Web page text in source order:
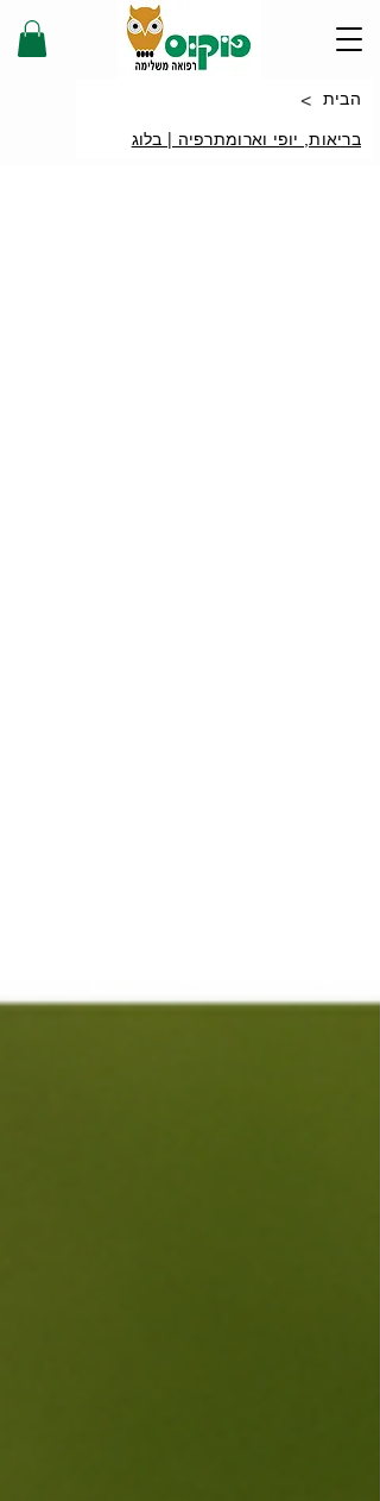
הבית >
בריאות, יופי וארומתרפיה | בלוג